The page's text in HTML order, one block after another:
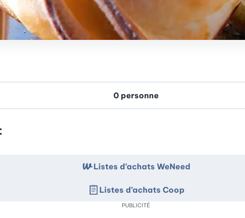
Listes d’achats WeNeed
Listes d’achats Coop
PUBLICITÉ